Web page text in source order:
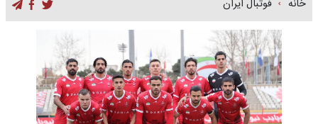
خانه فوتبال ایران